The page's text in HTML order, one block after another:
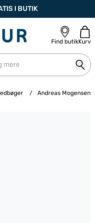
I BUTIK
Find butikKurv
/ Andreas Mogensen